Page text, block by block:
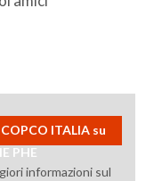
ITALIA su
PHE
informazioni sul